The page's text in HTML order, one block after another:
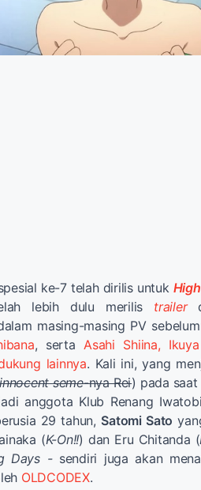
ke-7 telah dirilis untuk High
lebih dulu merilis trailer
masing-masing PV
, sertaAsahi Shiina,
lainnya. Kali ini, yang
innocent seme-nya Rei) pada
anggota Klub Renang
29 tahun, Satomi Sato
(K-On!!) dan Eru Chitanda (
Days - sendiri juga akan
OLDCODEX.